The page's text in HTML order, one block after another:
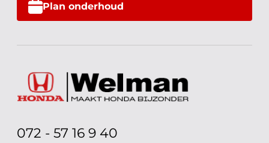
Plan onderhoud
072 - 57 16 9 40